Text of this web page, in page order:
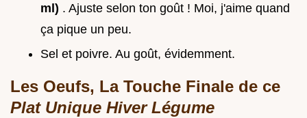
ml) . Ajuste selon ton goût ! Moi, j'aime quand
ça pique un peu.
Sel et poivre. Au goût, évidemment.
Les Oeufs, La Touche Finale de ce
Plat Unique Hiver Légume